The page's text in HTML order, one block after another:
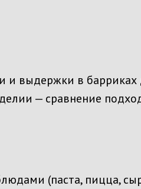
выдержки в барриках
— сравнение
(паста, пицца,